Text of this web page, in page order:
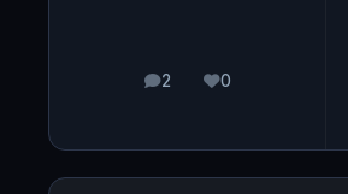
2
сообщения
0
Репутация